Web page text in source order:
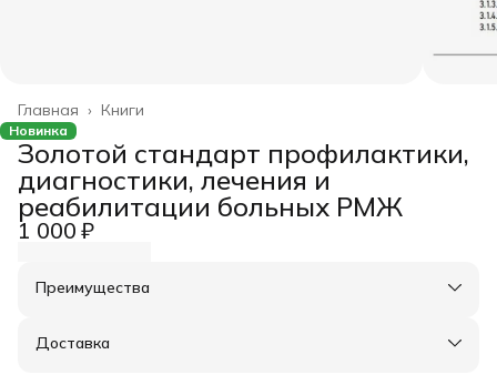
Книги
Главная ›
Новинка
Золотой стандарт профилактики,
диагностики, лечения и
реабилитации больных РМЖ
1 000 ₽
Преимущества
Оплата частями в Сплит
Удобный возврат
Доставка